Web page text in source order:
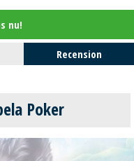
nu!
Recension
Poker